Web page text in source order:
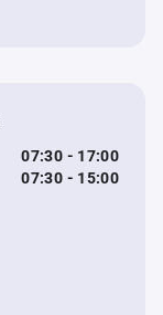
07:30 - 17:00
07:30 - 15:00